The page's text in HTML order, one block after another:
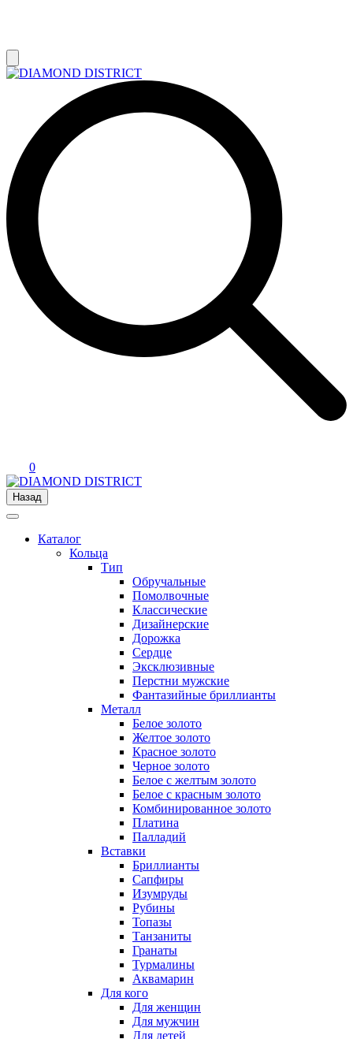
0
Назад
Каталог
Кольца
Тип
Обручальные
Помолвочные
Классические
Дизайнерские
Дорожка
Сердце
Эксклюзивные
Перстни мужские
Фантазийные бриллианты
Металл
Белое золото
Желтое золото
Красное золото
Черное золото
Белое с желтым золото
Белое с красным золото
Комбинированное золото
Платина
Палладий
Вставки
Бриллианты
Сапфиры
Изумруды
Рубины
Топазы
Танзаниты
Гранаты
Турмалины
Аквамарин
Для кого
Для женщин
Для мужчин
Для детей